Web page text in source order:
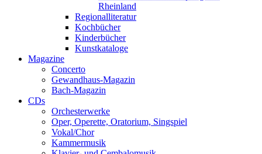
Rheinland
Regionalliteratur
Kochbücher
Kinderbücher
Kunstkataloge
Magazine
Concerto
Gewandhaus-Magazin
Bach-Magazin
CDs
Orchesterwerke
Oper, Operette, Oratorium, Singspiel
Vokal/Chor
Kammermusik